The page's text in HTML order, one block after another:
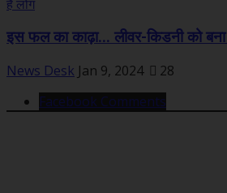
इस फल का काढ़ा... लीवर-किडनी को बना
News Desk Jan 9, 2024
28
Facebook Comments